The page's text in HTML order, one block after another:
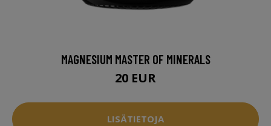
MAGNESIUM MASTER OF MINERALS
20 EUR
LISÄTIETOJA